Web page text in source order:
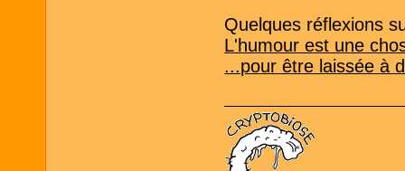
Quelques réflexions
L'humour est une
...pour être laissée à